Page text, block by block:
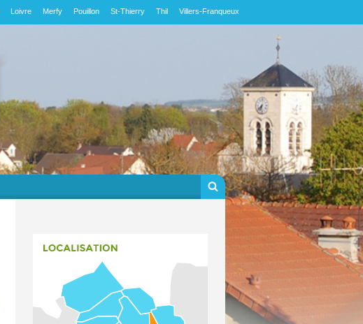
recherche
Rechercher
Loivre Merfy Pouillon St-Thierry Thil Villers-Franqueux